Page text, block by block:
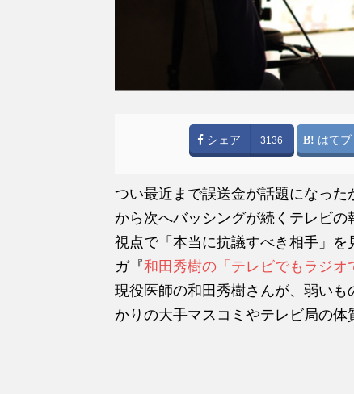
シェア 3136 はてブ
つい最近まで誤送金が話題になっ
から次へバッシングが続くテレビ
視点で「本当に抗議すべき相手」
ガ『和田秀樹の「テレビでもラジオ
現役医師の和田秀樹さんが、弱い
かりの大手マスコミやテレビ局の体